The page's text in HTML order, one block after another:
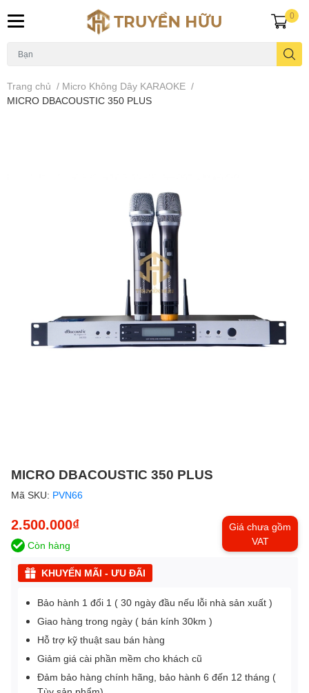
0
Trang chủ / Micro Không Dây KARAOKE /
MICRO DBACOUSTIC 350 PLUS
MICRO DBACOUSTIC 350 PLUS
Mã SKU: PVN66
2.500.000₫
Giá chưa gồm
VAT
Còn hàng
KHUYẾN MÃI - ƯU ĐÃI
Bảo hành 1 đổi 1 ( 30 ngày đầu nếu lỗi nhà sản xuất )
Giao hàng trong ngày ( bán kính 30km )
Hỗ trợ kỹ thuật sau bán hàng
Giảm giá cài phần mềm cho khách cũ
Đảm bảo hàng chính hãng, bảo hành 6 đến 12 tháng (